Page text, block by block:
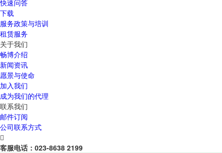
快速问答
下载
服务政策与培训
租赁服务
关于我们
畅博介绍
新闻资讯
愿景与使命
加入我们
成为我们的代理
联系我们
邮件订阅
公司联系方式

客服电话： 023-8638 2199